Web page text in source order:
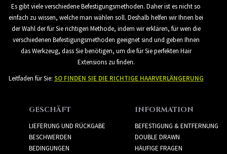
Es gibt viele verschiedene Befestigungsmethoden. Daher ist es nicht so
einfach zu wissen, welche man wählen soll. Deshalb helfen wir Ihnen bei
der Wahl der für Sie richtigen Methode, indem wir erklären, für wen die
verschiedenen Befestigungsmethoden geeignet sind und geben Ihnen
das Werkzeug, dass Sie benötigen, um die für Sie perfekten Hair
Extensions zu finden.
Leitfaden für Sie: SO FINDEN SIE DIE RICHTIGE HAARVERLÄNGERUNG
GESCHÄFT
LIEFERUNG UND RÜCKGABE
BESCHWERDEN
BEDINGUNGEN
INFORMATION
BEFESTIGUNG & ENTFERNUNG
DOUBLE DRAWN
HÄUFIGE FRAGEN